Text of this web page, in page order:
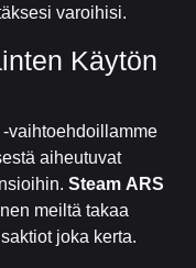
varoihisi.
Käytön
-vaihtoehdoillamme
aiheutuvat
Steam ARS
meiltä takaa
joka kerta.